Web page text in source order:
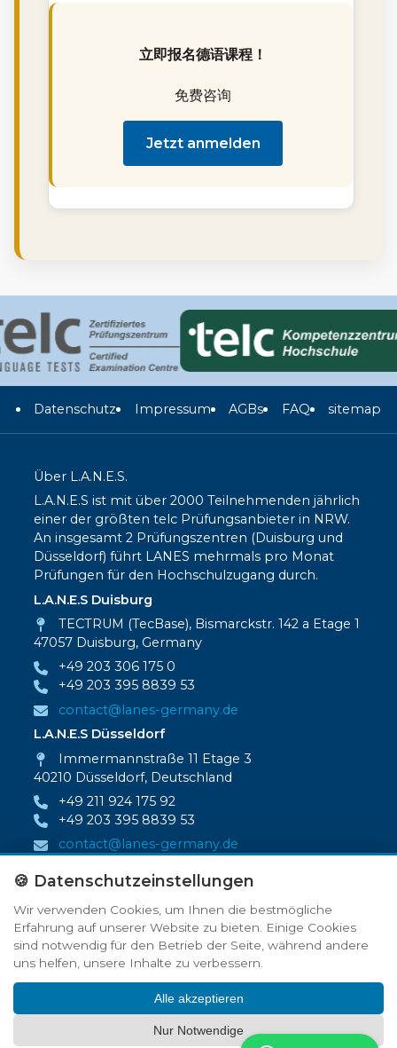
立即报名德语课程！
免费咨询
Jetzt anmelden
Datenschutz Impressum AGBs FAQ sitemap
Über L.A.N.E.S.
L.A.N.E.S ist mit über 2000 Teilnehmenden jährlich
einer der größten telc Prüfungsanbieter in NRW.
An insgesamt 2 Prüfungszentren (Duisburg und
Düsseldorf) führt LANES mehrmals pro Monat
Prüfungen für den Hochschulzugang durch.
L.A.N.E.S Duisburg
TECTRUM (TecBase), Bismarckstr. 142 a Etage 1
47057 Duisburg, Germany
+49 203 306 175 0
+49 203 395 8839 53
contact@lanes-germany.de
L.A.N.E.S Düsseldorf
Immermannstraße 11 Etage 3
40210 Düsseldorf, Deutschland
+49 211 924 175 92
+49 203 395 8839 53
contact@lanes-germany.de
Möchten Sie regelmäßig über Angebote und
Rabattaktionen informiert werden, dann melden
Sie sich mit Ihrer E‑Mail‑Adresse dafür hier an.
Urheberrechte © 2013 – 2025 L.A.N.E.S – Alle Rechte vorbehalten.
🍪 Datenschutzeinstellungen
Wir verwenden Cookies, um Ihnen die bestmögliche
Erfahrung auf unserer Website zu bieten. Einige Cookies
sind notwendig für den Betrieb der Seite, während andere
uns helfen, unsere Inhalte zu verbessern.
Alle akzeptieren
Nur Notwendige